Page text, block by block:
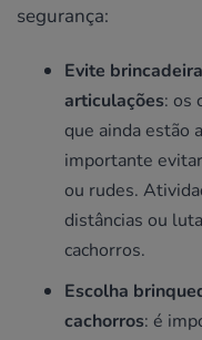
segurança:
Evite
articulações: os
que ainda estão
importante
ou rudes.
distâncias ou
cachorros.
Escolha
cachorros: é